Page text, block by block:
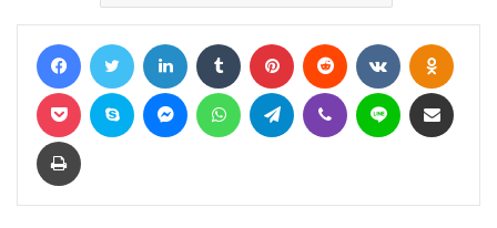
FacebookTwitter LinkedIn Tumblr Pinterest Reddit VKontakte
Pocket Skype MessengerWhatsAppTelegram Viber Line
Yazdır